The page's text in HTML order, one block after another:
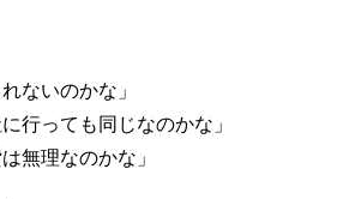
ないのかな」
行っても同じなのかな」
無理なのかな」